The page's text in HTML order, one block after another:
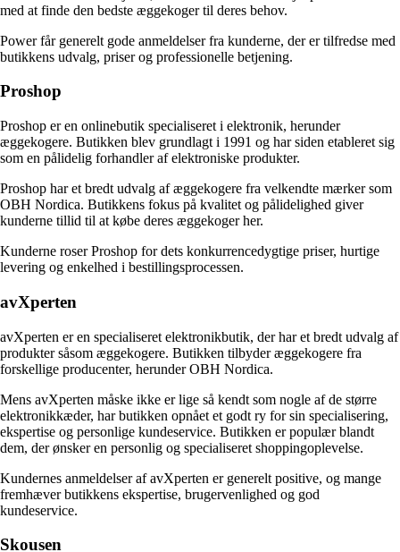
med at finde den bedste æggekoger til deres behov.
Power får generelt gode anmeldelser fra kunderne, der er tilfredse med
butikkens udvalg, priser og professionelle betjening.
Proshop
Proshop er en onlinebutik specialiseret i elektronik, herunder
æggekogere. Butikken blev grundlagt i 1991 og har siden etableret sig
som en pålidelig forhandler af elektroniske produkter.
Proshop har et bredt udvalg af æggekogere fra velkendte mærker som
OBH Nordica. Butikkens fokus på kvalitet og pålidelighed giver
kunderne tillid til at købe deres æggekoger her.
Kunderne roser Proshop for dets konkurrencedygtige priser, hurtige
levering og enkelhed i bestillingsprocessen.
avXperten
avXperten er en specialiseret elektronikbutik, der har et bredt udvalg af
produkter såsom æggekogere. Butikken tilbyder æggekogere fra
forskellige producenter, herunder OBH Nordica.
Mens avXperten måske ikke er lige så kendt som nogle af de større
elektronikkæder, har butikken opnået et godt ry for sin specialisering,
ekspertise og personlige kundeservice. Butikken er populær blandt
dem, der ønsker en personlig og specialiseret shoppingoplevelse.
Kundernes anmeldelser af avXperten er generelt positive, og mange
fremhæver butikkens ekspertise, brugervenlighed og god
kundeservice.
Skousen